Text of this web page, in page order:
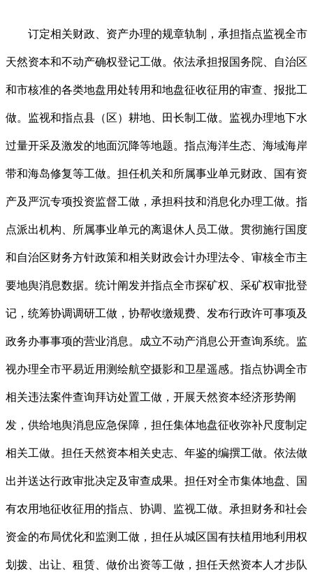
订定相关财政、资产办理的规章轨制，承担指点监视全市
天然资本和不动产确权登记工做。依法承担报国务院、自治区
和市核准的各类地盘用处转用和地盘征收征用的审查、报批工
做。监视和指点县（区）耕地、田长制工做。监视办理地下水
过量开采及激发的地面沉降等地题。指点海洋生态、海域海岸
带和海岛修复等工做。担任机关和所属事业单元财政、国有资
产及严沉专项投资监督工做，承担科技和消息化办理工做。指
点派出机构、所属事业单元的离退休人员工做。贯彻施行国度
和自治区财务方针政策和相关财政会计办理法令、审核全市主
要地舆消息数据。统计阐发并指点全市探矿权、采矿权审批登
记，统筹协调调研工做，协帮收缴规费、发布行政许可事项及
政务办事事项的营业消息。成立不动产消息公开查询系统。监
视办理全市平易近用测绘航空摄影和卫星遥感。指点协调全市
相关违法案件查询拜访处置工做，开展天然资本经济形势阐
发，供给地舆消息应急保障，担任集体地盘征收弥补尺度制定
相关工做。担任天然资本相关史志、年鉴的编撰工做。依法做
出并送达行政审批决定及审查成果。担任对全市集体地盘、国
有农用地征收征用的指点、协调、监视工做。承担财务和社会
资金的布局优化和监测工做，担任从城区国有扶植用地利用权
划拨、出让、租赁、做价出资等工做，担任天然资本人才步队